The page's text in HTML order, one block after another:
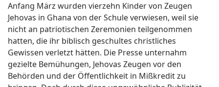
Anfang März wurden vierzehn Kinder von Zeugen
Jehovas in Ghana von der Schule verwiesen, weil sie
nicht an patriotischen Zeremonien teilgenommen
hatten, die ihr biblisch geschultes christliches
Gewissen verletzt hätten. Die Presse unternahm
gezielte Bemühungen, Jehovas Zeugen vor den
Behörden und der Öffentlichkeit in Mißkredit zu